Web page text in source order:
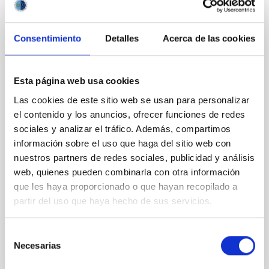
Consentimiento Detalles Acerca de las cookies
Esta página web usa cookies
Las cookies de este sitio web se usan para personalizar
el contenido y los anuncios, ofrecer funciones de redes
sociales y analizar el tráfico. Además, compartimos
información sobre el uso que haga del sitio web con
nuestros partners de redes sociales, publicidad y análisis
web, quienes pueden combinarla con otra información
que les haya proporcionado o que hayan recopilado a
partir del uso que haya hecho de sus servicios.
Necesarias
An asteroid has been named with after IAC
postdoctoral researcher at the Instituto de
Astrofísica de Canarias (IAC), for her contributions to
the study of primitive asteroids. The scientist thus
joins the group of researchers affiliated with the IAC
Pivert Jolivet, a postdoctoral researcher at the
Instituto de Astrofísica de Canarias (IAC), has been
honoured with one of the most unique accolades a
person dedicated to the study of the Solar System